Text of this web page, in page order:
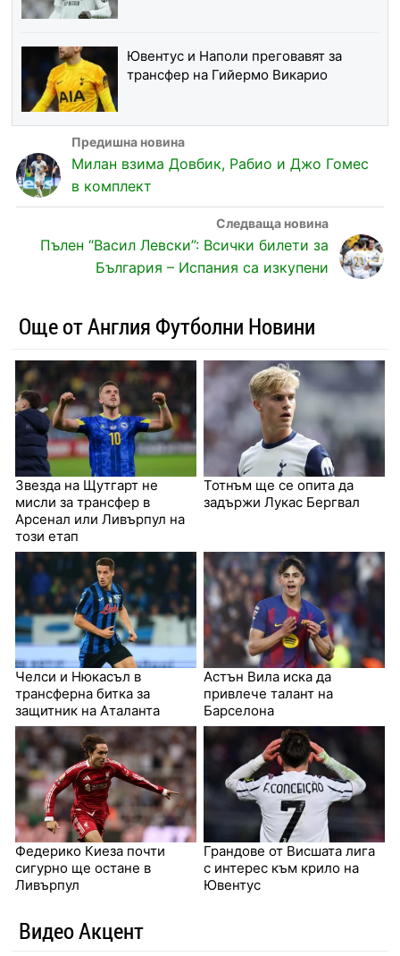
Ювентус и Наполи преговавят за
трансфер на Гийермо Викарио
Милан взима Довбик, Рабио и Джо Гомес
в комплект
Пълен “Васил Левски”: Всички билети за
България – Испания са изкупени
Още от Англия Футболни Новини
Звезда на Щутгарт не
мисли за трансфер в
Арсенал или Ливърпул на
този етап
Тотнъм ще се опита да
задържи Лукас Бергвал
Челси и Нюкасъл в
трансферна битка за
защитник на Аталанта
Астън Вила иска да
привлече талант на
Барселона
Федерико Киеза почти
сигурно ще остане в
Ливърпул
Грандове от Висшата лига
с интерес към крило на
Ювентус
Видео Акцент